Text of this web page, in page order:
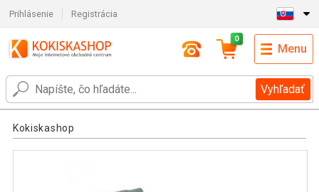
Prihlásenie Registrácia
Vyhľadať
0
Menu
Kokiskashop